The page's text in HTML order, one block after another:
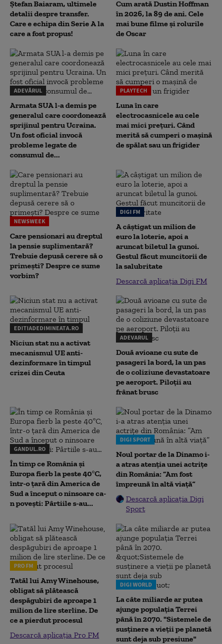
Ștefan Baiaram, ultimele
detalii despre transfer.
Care e echipa din Serie A la
care a fost propus!
Cum arată Dustin Hoffman
în 2026, la 89 de ani. Cele
mai bune filme și rolurile
de Oscar
ADEVĂRUL
Armata SUA l-a demis pe
generalul care coordonează
sprijinul pentru Ucraina.
Un fost oficial invocă
probleme legate de
consumul de...
PLAYTECH
Luna în care
electrocasnicele au cele
mai mici prețuri. Când
merită să cumperi o mașină
de spălat sau un frigider
NEWSWEEK
Care pensionari au dreptul
la pensie suplimentară?
Trebuie depusă cerere să o
primești? Despre ce sume
vorbim?
DIGI FM
A câștigat un milion de
euro la loterie, apoi a
aruncat biletul la gunoi.
Gestul făcut muncitorii de
la salubritate
Descarcă aplicația Digi FM
EDITIADEDIMINEATA.RO
Niciun stat nu a activat
mecanismul UE anti-
dezinformare în timpul
crizei din Ceuta
ADEVARUL
Două avioane cu sute de
pasageri la bord, la un pas
de o coliziune devastatoare
pe aeroport. Piloții au
frânat brusc
GANDUL.RO
În timp ce România și
Europa fierb la peste 40°C,
într-o țară din America de
Sud a început o ninsoare ca-
n povești: Pârtiile s-au...
DIGI SPORT
Noul portar de la Dinamo i-
a atras atenția unei actrițe
din România: ”Am fost
împreună în altă viață”
Descarcă aplicația Digi
Sport
PRO FM
Tatăl lui Amy Winehouse,
obligat să plătească
despăgubiri de aproape 1
milion de lire sterline. De
ce a pierdut procesul
Descarcă aplicația Pro FM
DIGI WORLD
La câte miliarde ar putea
ajunge populația Terrei
până în 2070. "Sistemele de
susținere a vieții pe planetă
sunt deja sub presiune"